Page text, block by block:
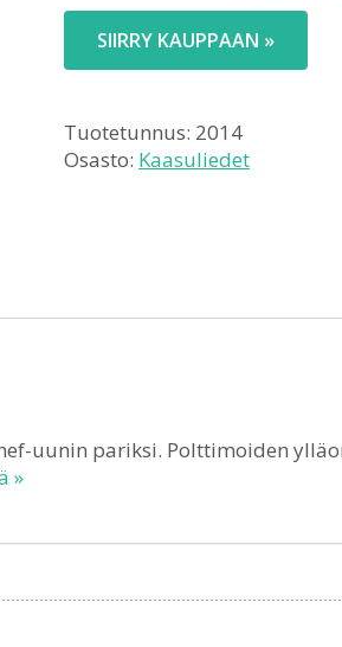
SIIRRY KAUPPAAN »
Tuotetunnus: 2014
Osasto: Kaasuliedet
uunin pariksi. Polttimoiden
»